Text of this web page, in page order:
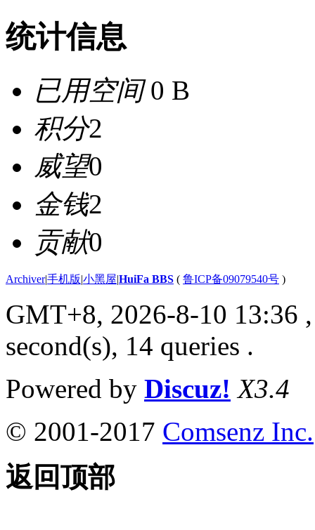
统计信息
已用空间0 B
积分2
威望0
金钱2
贡献0
Archiver|手机版|小黑屋|HuiFa BBS ( 鲁ICP备09079540号 )
GMT+8, 2026-8-10 13:36
second(s), 14 queries .
Powered by Discuz! X3.4
© 2001-2017 Comsenz Inc.
返回顶部